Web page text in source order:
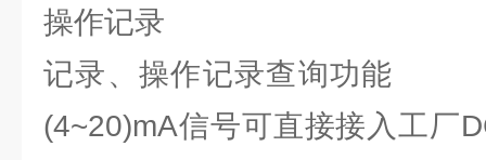
操作记录
记录、操作记录
(4~20)mA信号可直接接入